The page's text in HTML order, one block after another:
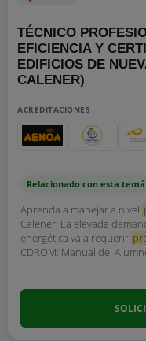
TÉCNICO
EFICIENCIA Y
EDIFICIOS DE
CALENER)
ACREDITACIONES
Relacionado con esta
Aprenda a manejar a nivel
Calener. La elevada
energética va a requerir
CDROM: Manual del